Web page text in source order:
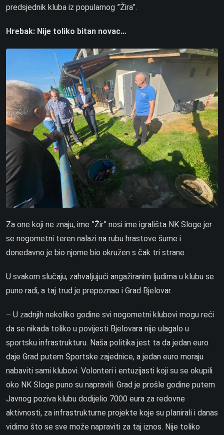
predsjednik kluba iz popularnog ”Žira”.
Hrebak: Nije toliko bitan novac…
Za one koji ne znaju, ime ”Žir” nosi ime igrališta NK Sloge jer
se nogometni teren nalazi na rubu hrastove šume i
donedavno je bio njome bio okružen s čak tri strane.
U svakom slučaju, zahvaljujući angažiranim ljudima u klubu se
puno radi, a taj trud je prepoznao i Grad Bjelovar.
– U zadnjih nekoliko godine svi nogometni klubovi mogu reći
da se nikada toliko u povijesti Bjelovara nije ulagalo u
sportsku infrastrukturu. Naša politika jest ta da jedan euro
daje Grad putem Sportske zajednice, a jedan euro moraju
nabaviti sami klubovi. Volonteri i entuzijasti koji su se okupili
oko NK Sloge puno su napravili. Grad je prošle godine putem
Javnog poziva klubu dodijelio 7000 eura za redovne
aktivnosti, za infrastrukturne projekte koje su planirali i danas
vidimo što se sve može napraviti za taj iznos. Nije toliko